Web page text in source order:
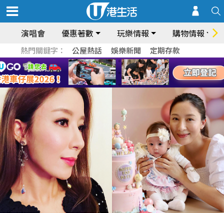
演唱會 優惠著數 玩樂情報 購物情報
熱門關鍵字： 公屋熱話 娛樂新聞 定期存款